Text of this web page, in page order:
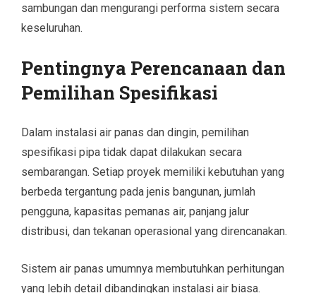
sambungan dan mengurangi performa sistem secara
keseluruhan.
Pentingnya Perencanaan dan
Pemilihan Spesifikasi
Dalam instalasi air panas dan dingin, pemilihan
spesifikasi pipa tidak dapat dilakukan secara
sembarangan. Setiap proyek memiliki kebutuhan yang
berbeda tergantung pada jenis bangunan, jumlah
pengguna, kapasitas pemanas air, panjang jalur
distribusi, dan tekanan operasional yang direncanakan.
Sistem air panas umumnya membutuhkan perhitungan
yang lebih detail dibandingkan instalasi air biasa.